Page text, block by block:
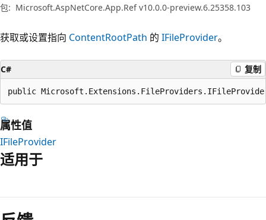
包: Microsoft.AspNetCore.App.Ref v10.0.0-preview.6.25358.103
获取或设置指向 ContentRootPath 的 IFileProvider。
C# 复制
public
属性值
IFileProvider
适用于
读